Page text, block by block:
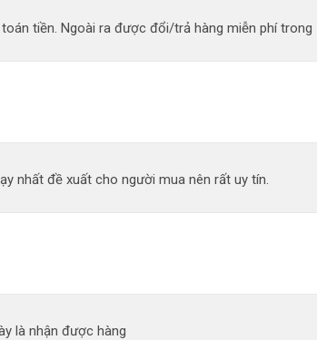
tiền. Ngoài ra được đổi/trả hàng miễn phí trong
nhất đề xuất cho người mua nên rất uy tín.
là nhận được hàng